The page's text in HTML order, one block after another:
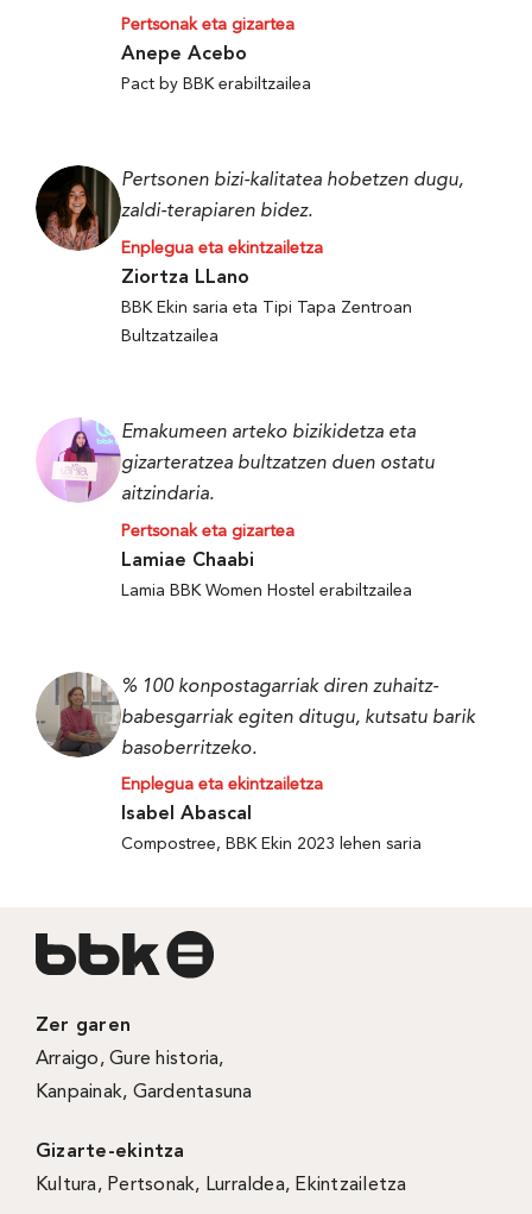
Pertsonak eta gizartea
Anepe Acebo
Pact by BBK erabiltzailea
Pertsonen bizi-kalitatea hobetzen dugu,
zaldi-terapiaren bidez.
Enplegua eta ekintzailetza
Ziortza LLano
BBK Ekin saria eta Tipi Tapa Zentroan
Bultzatzailea
Emakumeen arteko bizikidetza eta
gizarteratzea bultzatzen duen ostatu
aitzindaria.
Pertsonak eta gizartea
Lamiae Chaabi
Lamia BBK Women Hostel erabiltzailea
% 100 konpostagarriak diren zuhaitz-
babesgarriak egiten ditugu, kutsatu barik
basoberritzeko.
Enplegua eta ekintzailetza
Isabel Abascal
Compostree, BBK Ekin 2023 lehen saria
Zer garen
Arraigo,Gure historia,
Kanpainak, Gardentasuna
Gizarte-ekintza
Kultura, Pertsonak, Lurraldea, Ekintzailetza